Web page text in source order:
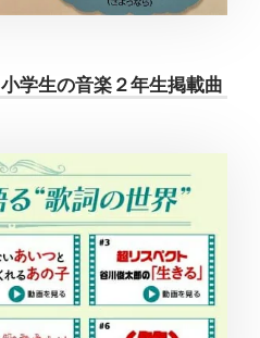
学生の音楽２年生掲載曲